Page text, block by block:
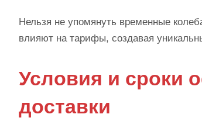
Нельзя не упомянуть временные
влияют на тарифы, создавая
Условия и сроки
доставки